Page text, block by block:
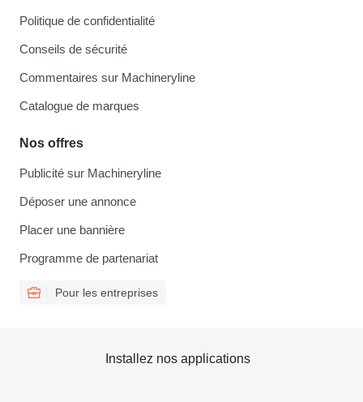
Politique de confidentialité
Conseils de sécurité
Commentaires sur Machineryline
Catalogue de marques
Nos offres
Publicité sur Machineryline
Déposer une annonce
Placer une bannière
Programme de partenariat
Pour les entreprises
Installez nos applications